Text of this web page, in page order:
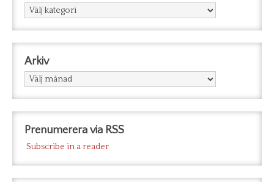
Kategorier
Arkiv
Arkiv
Prenumerera via RSS
Subscribe in a reader